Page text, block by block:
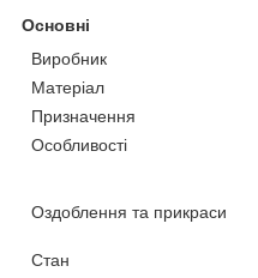
Основні
Виробник
Матеріал
Призначення
Особливості
Оздоблення та прикраси
Стан